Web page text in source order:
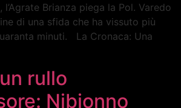
l’Agrate Brianza piega la Pol. Varedo
di una sfida che ha vissuto più
minuti. La Cronaca: Una
rullo
Nibionno